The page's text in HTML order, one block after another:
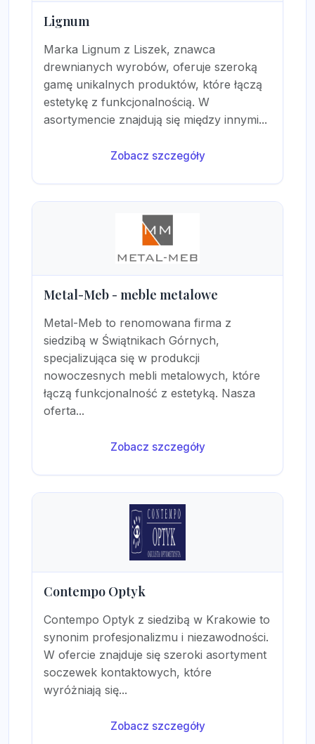
Lignum
Marka Lignum z Liszek, znawca
drewnianych wyrobów, oferuje szeroką
gamę unikalnych produktów, które łączą
estetykę z funkcjonalnością. W
asortymencie znajdują się między innymi...
Zobacz szczegóły
Metal-Meb - meble metalowe
Metal-Meb to renomowana firma z
siedzibą w Świątnikach Górnych,
specjalizująca się w produkcji
nowoczesnych mebli metalowych, które
łączą funkcjonalność z estetyką. Nasza
oferta...
Zobacz szczegóły
Contempo Optyk
Contempo Optyk z siedzibą w Krakowie to
synonim profesjonalizmu i niezawodności.
W ofercie znajduje się szeroki asortyment
soczewek kontaktowych, które
wyróżniają się...
Zobacz szczegóły